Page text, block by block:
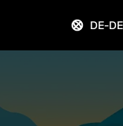
DE-DE